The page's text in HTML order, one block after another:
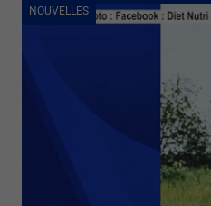
NOUVELLES